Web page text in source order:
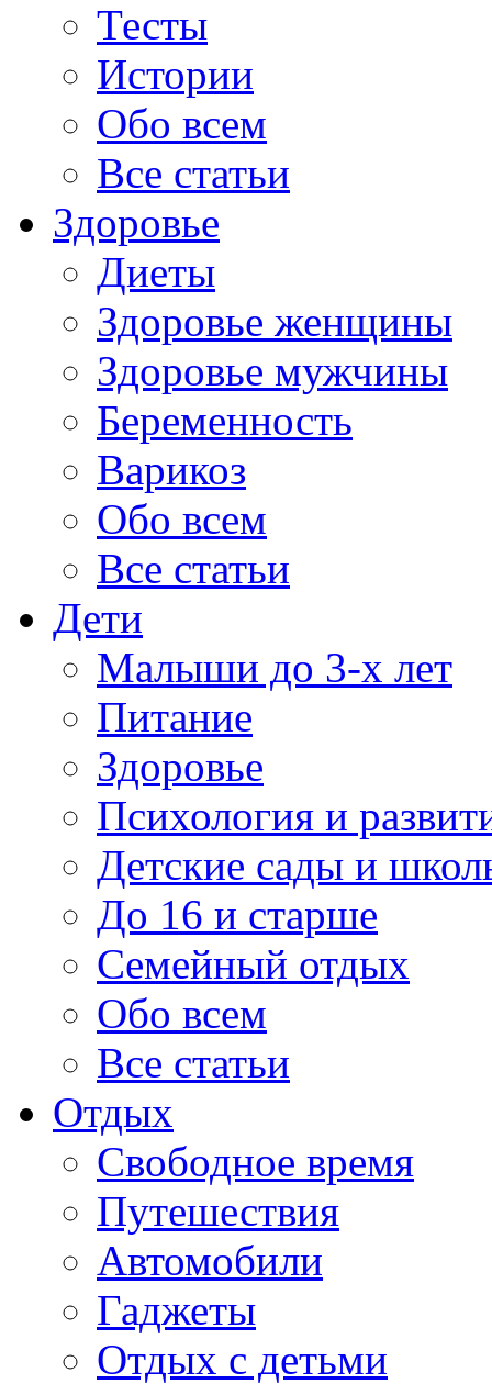
Тесты
Истории
Обо всем
Все статьи
Здоровье
Диеты
Здоровье женщины
Здоровье мужчины
Беременность
Варикоз
Обо всем
Все статьи
Дети
Малыши до 3-х лет
Питание
Здоровье
Психология и
Детские сады и
До 16 и старше
Семейный отдых
Обо всем
Все статьи
Отдых
Свободное время
Путешествия
Автомобили
Гаджеты
Отдых с детьми